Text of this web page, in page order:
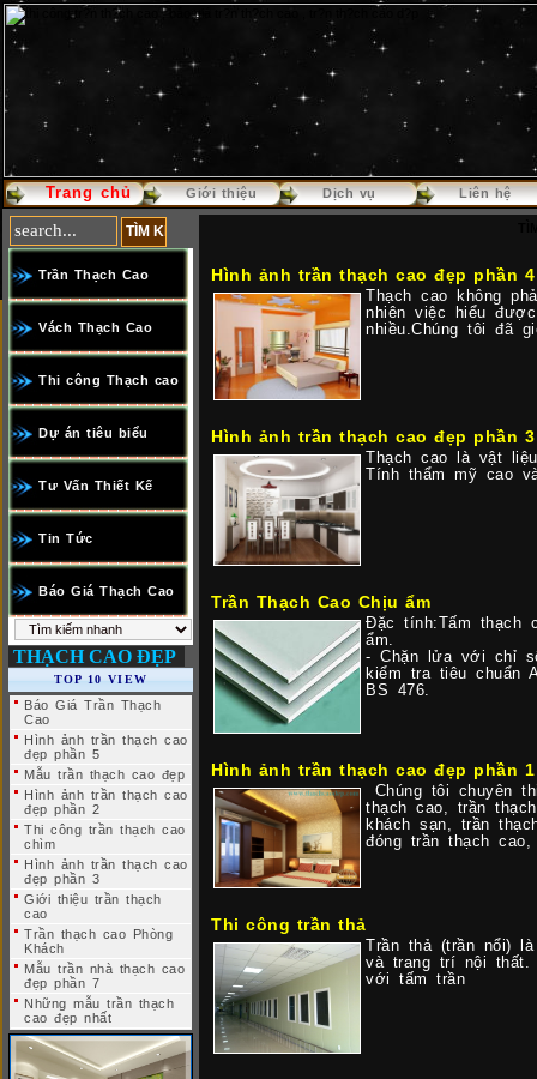
Trang chủ Giới thiệu Dịch vụ Liên hệ
Báo giá thi công trần thạch
Trần Thạch Cao
Vách Thạch Cao
Thi công Thạch cao
Dự án tiêu biểu
Tư Vấn Thiết Kế
Tin Tức
Báo Giá Thạch Cao
THẠCH CAO ĐẸP
TOP 10 VIEW
Báo Giá Trần Thạch
Cao
Hình ảnh trần thạch cao
đẹp phần 5
Mẫu trần thạch cao đẹp
Hình ảnh trần thạch cao
đẹp phần 2
Thi công trần thạch cao
chìm
Hình ảnh trần thạch cao
đẹp phần 3
Giới thiệu trần thạch
cao
Trần thạch cao Phòng
Khách
Mẫu trần nhà thạch cao
đẹp phần 7
Những mẫu trần thạch
cao đẹp nhất
Hình ảnh trần thạch cao đẹp phần 4
Thạch cao không
nhiên việc hiểu
nhiều.Chúng tôi đã
Hình ảnh trần thạch cao đẹp phần 3
Thạch cao là vật
Tính thẩm mỹ cao
Trần Thạch Cao Chịu ẩm
Đặc tính:Tấm thạch
ẩm.
- Chặn lửa với chỉ
kiểm tra tiêu chuẩn
BS 476.
Hình ảnh trần thạch cao đẹp phần 1
Chúng tôi chuyên
thạch cao, trần
khách sạn, trần
đóng trần thạch cao,
Thi công trần thả
Trần thả (trần nổi)
và trang trí nội thất.
với tấm trần